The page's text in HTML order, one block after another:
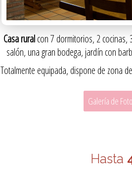
Casa ruralcon 7 dormitorios, 2 cocinas,
salón, una gran bodega, jardín con
Totalmente equipada, dispone de zona
Galería de
Hasta